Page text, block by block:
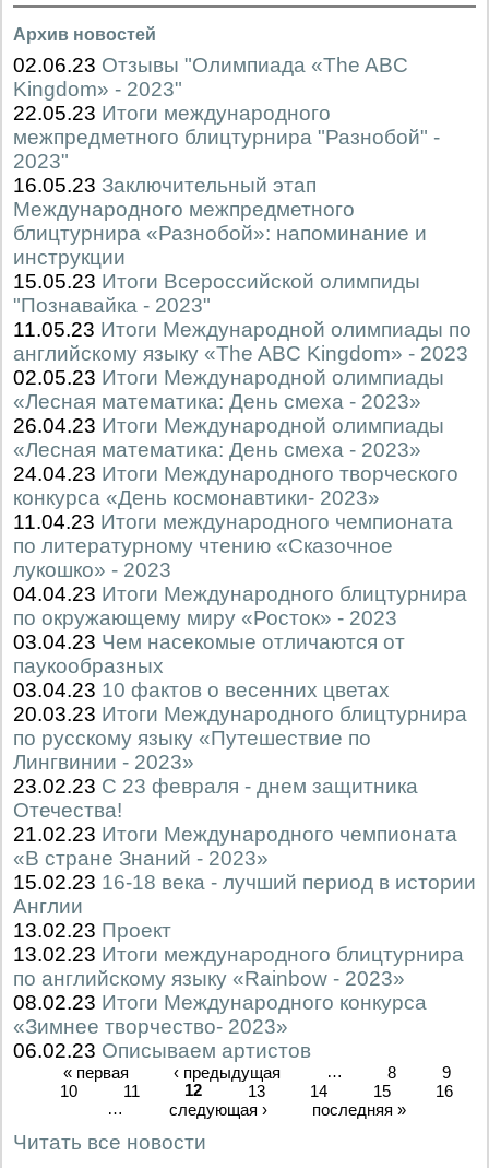
Архив новостей
02.06.23 Отзывы "Олимпиада «The ABC
Kingdom» - 2023"
22.05.23 Итоги международного
межпредметного блицтурнира "Разнобой" -
2023"
16.05.23 Заключительный этап
Международного межпредметного
блицтурнира «Разнобой»: напоминание и
инструкции
15.05.23 Итоги Всероссийской олимпиды
"Познавайка - 2023"
11.05.23 Итоги Международной олимпиады по
английскому языку «The ABC Kingdom» - 2023
02.05.23 Итоги Международной олимпиады
«Лесная математика: День смеха - 2023»
26.04.23 Итоги Международной олимпиады
«Лесная математика: День смеха - 2023»
24.04.23 Итоги Международного творческого
конкурса «День космонавтики- 2023»
11.04.23 Итоги международного чемпионата
по литературному чтению «Сказочное
лукошко» - 2023
04.04.23 Итоги Международного блицтурнира
по окружающему миру «Росток» - 2023
03.04.23 Чем насекомые отличаются от
паукообразных
03.04.23 10 фактов о весенних цветах
20.03.23 Итоги Международного блицтурнира
по русскому языку «Путешествие по
Лингвинии - 2023»
23.02.23 С 23 февраля - днем защитника
Отечества!
21.02.23 Итоги Международного чемпионата
«В стране Знаний - 2023»
15.02.23 16-18 века - лучший период в истории
Англии
13.02.23 Проект
13.02.23 Итоги международного блицтурнира
по английскому языку «Rainbow - 2023»
08.02.23 Итоги Международного конкурса
«Зимнее творчество- 2023»
06.02.23 Описываем артистов
« первая ‹ предыдущая … 8
9
10
11 12 13 14 15
16
…
следующая › последняя »
Читать все новости